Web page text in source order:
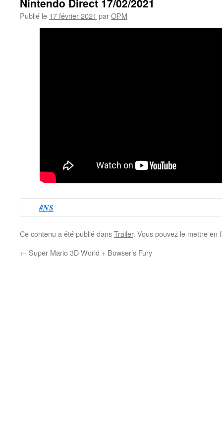
Nintendo Direct 17/02/2021
Publié le 17 février 2021 parOPM
#NS
Ce contenu a été publié dansTrailer. Vous pouvez le mettre en
← Super Mario 3D World + Bowser’s Fury